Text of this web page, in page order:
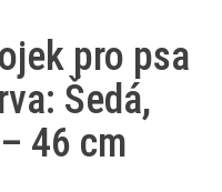
pro psa
Šedá,
46 cm